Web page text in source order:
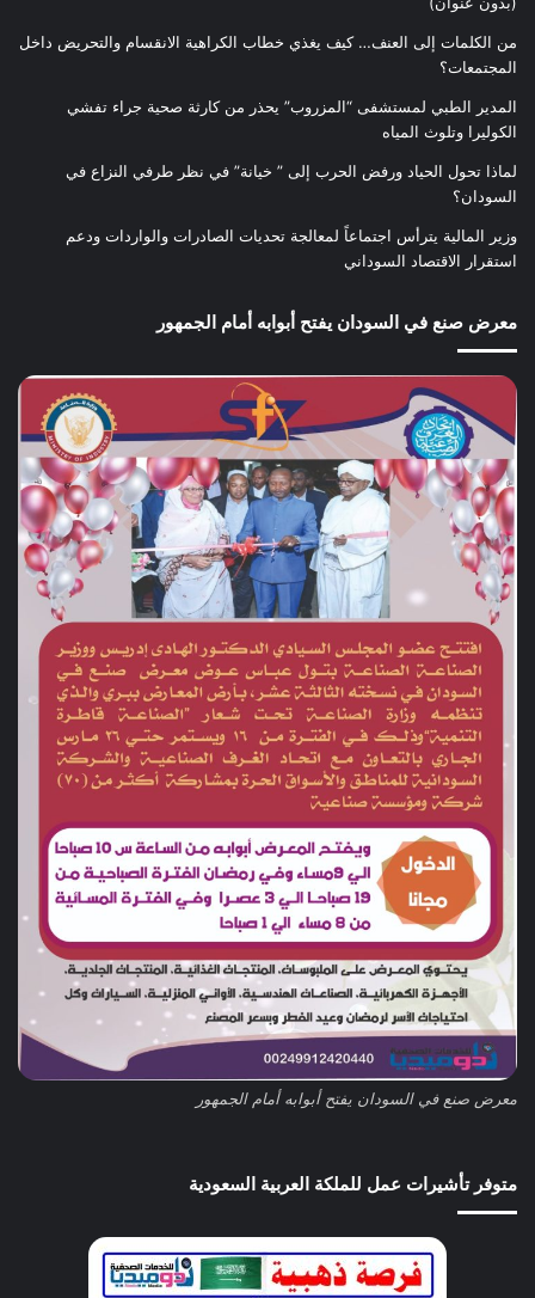
من الكلمات إلى العنف… كيف يغذي خطاب الكراهية الانقسام والتحريض داخل
المجتمعات؟
المدير الطبي لمستشفى “المزروب” يحذر من كارثة صحية جراء تفشي
الكوليرا وتلوث المياه
لماذا تحول الحياد ورفض الحرب إلى ” خيانة” في نظر طرفي النزاع في
السودان؟
وزير المالية يترأس اجتماعاً لمعالجة تحديات الصادرات والواردات ودعم
استقرار الاقتصاد السوداني
معرض صنع في السودان يفتح أبوابه أمام الجمهور
معرض صنع في السودان يفتح أبوابه أمام الجمهور
متوفر تأشيرات عمل للملكة العربية السعودية